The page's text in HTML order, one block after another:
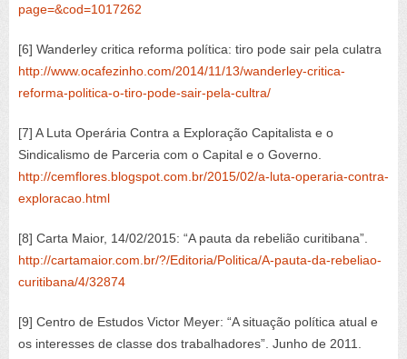
page=&cod=1017262
[6] Wanderley critica reforma política: tiro pode sair pela culatra
http://www.ocafezinho.com/2014/11/13/wanderley-critica-
reforma-politica-o-tiro-pode-sair-pela-cultra/
[7] A Luta Operária Contra a Exploração Capitalista e o
Sindicalismo de Parceria com o Capital e o Governo.
http://cemflores.blogspot.com.br/2015/02/a-luta-operaria-contra-
exploracao.html
[8] Carta Maior, 14/02/2015: “A pauta da rebelião curitibana”.
http://cartamaior.com.br/?/Editoria/Politica/A-pauta-da-rebeliao-
curitibana/4/32874
[9] Centro de Estudos Victor Meyer: “A situação política atual e
os interesses de classe dos trabalhadores”. Junho de 2011.